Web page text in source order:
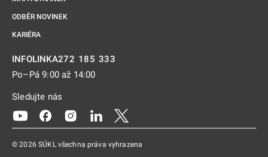
ODBĚR NOVINEK
KARIÉRA
INFOLINKA272 185 333
Po–Pá 9:00 až 14:00
Sledujte nás
Odkaz se otevře na nové kartě
Odkaz se otevře na nové kartě
Odkaz se otevře na nové kartě
Odkaz se otevře na nové kartě
© 2026 SÚKL všechna práva vyhrazena